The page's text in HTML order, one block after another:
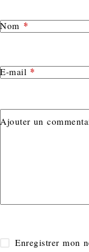
Nom *
E-mail *
Ajouter un
Enregistrer mon